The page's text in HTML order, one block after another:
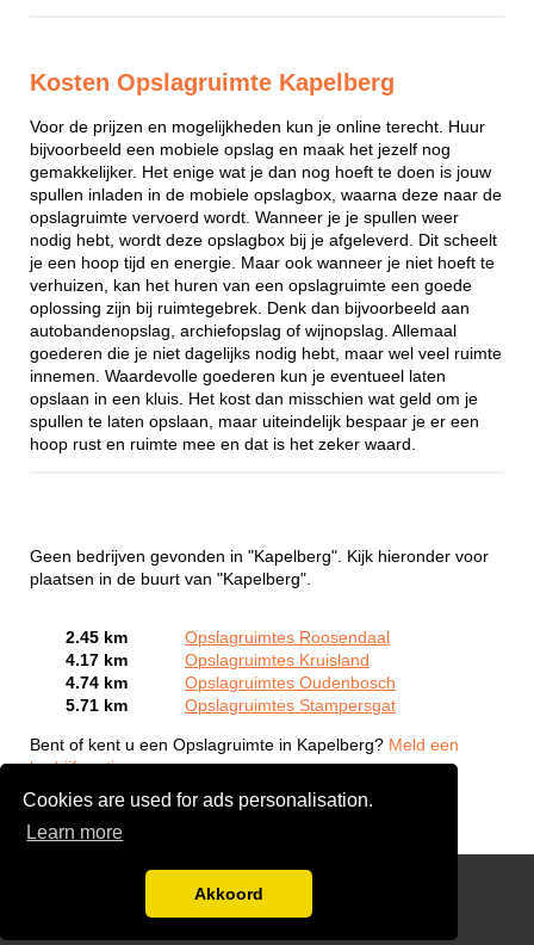
Cookies are used for ads personalisation.
Learn more
Akkoord
Kosten Opslagruimte Kapelberg
Voor de prijzen en mogelijkheden kun je online terecht. Huur
bijvoorbeeld een mobiele opslag en maak het jezelf nog
gemakkelijker. Het enige wat je dan nog hoeft te doen is jouw
spullen inladen in de mobiele opslagbox, waarna deze naar de
opslagruimte vervoerd wordt. Wanneer je je spullen weer
nodig hebt, wordt deze opslagbox bij je afgeleverd. Dit scheelt
je een hoop tijd en energie. Maar ook wanneer je niet hoeft te
verhuizen, kan het huren van een opslagruimte een goede
oplossing zijn bij ruimtegebrek. Denk dan bijvoorbeeld aan
autobandenopslag, archiefopslag of wijnopslag. Allemaal
goederen die je niet dagelijks nodig hebt, maar wel veel ruimte
innemen. Waardevolle goederen kun je eventueel laten
opslaan in een kluis. Het kost dan misschien wat geld om je
spullen te laten opslaan, maar uiteindelijk bespaar je er een
hoop rust en ruimte mee en dat is het zeker waard.
Geen bedrijven gevonden in "Kapelberg". Kijk hieronder voor
plaatsen in de buurt van "Kapelberg".
2.45 km
Opslagruimtes Roosendaal
4.17 km
Opslagruimtes Kruisland
4.74 km
Opslagruimtes Oudenbosch
5.71 km
Opslagruimtes Stampersgat
Bent of kent u een Opslagruimte in Kapelberg? Meld een
bedrijf gratis aan
Gratis Verhuis Offertes Vergelijken